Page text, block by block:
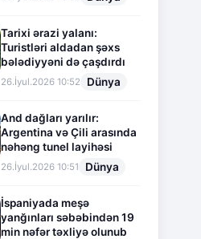
Tarixi ərazi yalanı:
Turistləri aldadan şəxs
bələdiyyəni də çaşdırdı
26.İyul.2026 10:52 Dünya
And dağları yarılır:
Argentina və Çili arasında
nəhəng tunel layihəsi
26.İyul.2026 10:51 Dünya
İspaniyada meşə
yanğınları səbəbindən 19
min nəfər təxliyə olunub